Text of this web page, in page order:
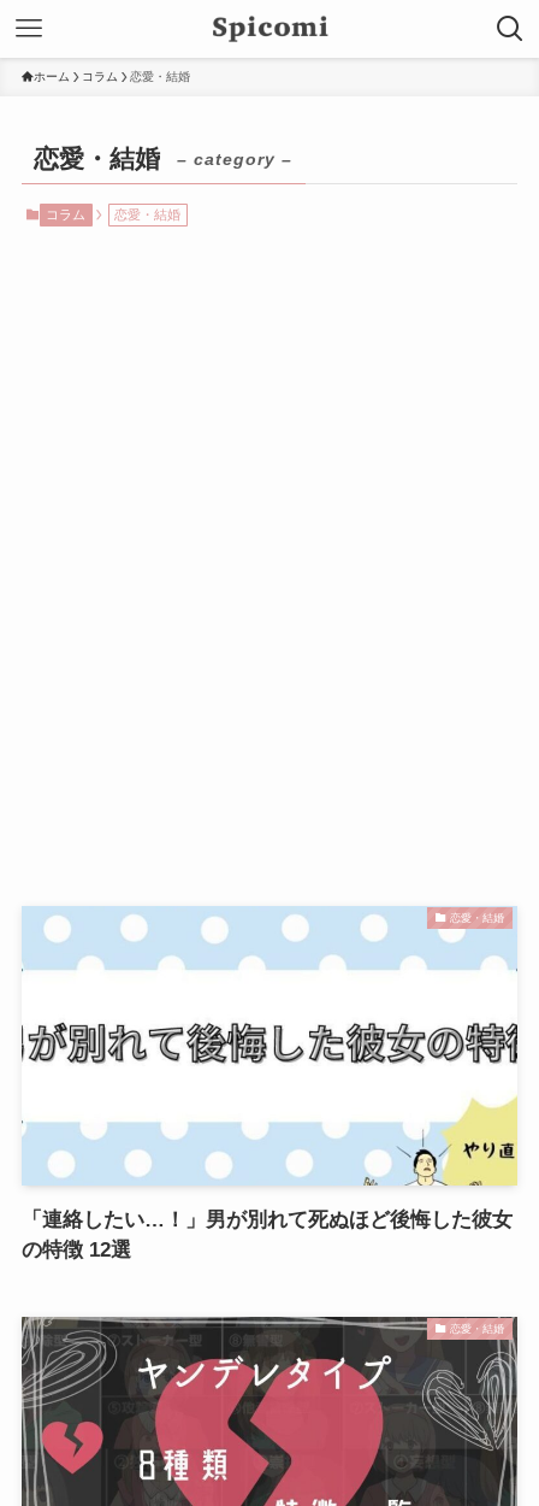
ホーム コラム 恋愛・結婚
恋愛・結婚 – category –
コラム 恋愛・結婚
恋愛・結婚
「連絡したい…！」男が別れて死ぬほど後悔した彼女
の特徴 12選
恋愛・結婚